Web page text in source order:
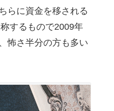
らに資金を移される
するもので2009年
怖さ半分の方も多い